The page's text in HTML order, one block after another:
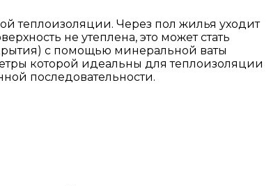
теплоизоляции. Через пол жилья уходит
не утеплена, это может стать
с помощью минеральной ваты
которой идеальны для теплоизоляции
последовательности.